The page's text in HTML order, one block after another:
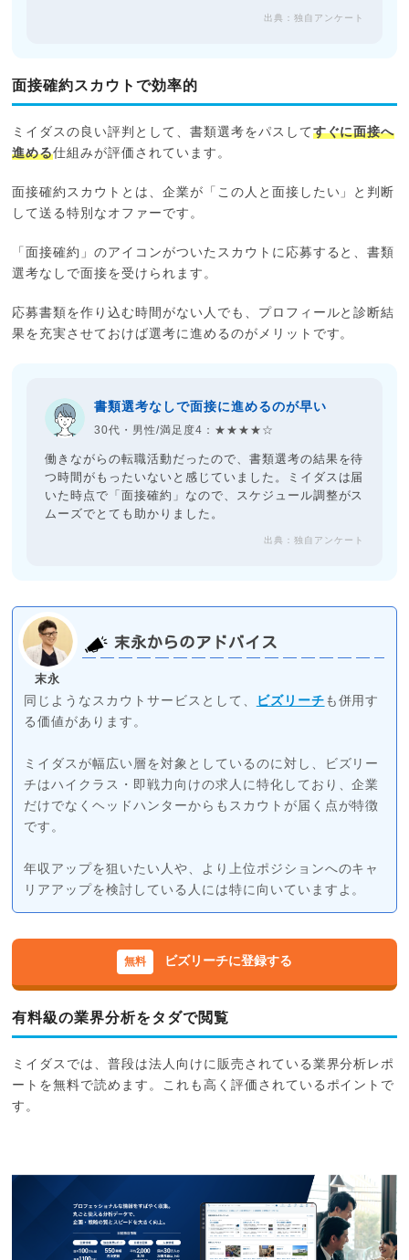
出典：独自アンケート
面接確約スカウトで効率的
ミイダスの良い評判として、書類選考をパスして すぐに面接へ
進める仕組みが評価されています。
面接確約スカウトとは、企業が「この人と面接したい」と判断
して送る特別なオファーです。
「面接確約」のアイコンがついたスカウトに応募すると、書類
選考なしで面接を受けられます。
応募書類を作り込む時間がない人でも、プロフィールと診断結
果を充実させておけば選考に進めるのがメリットです。
書類選考なしで面接に進めるのが早い
30代・男性/満足度4：★★★★☆
働きながらの転職活動だったので、書類選考の結果を待
つ時間がもったいないと感じていました。ミイダスは届
いた時点で「面接確約」なので、スケジュール調整がス
ムーズでとても助かりました。
出典：独自アンケート
末永
末永からのアドバイス
同じようなスカウトサービスとして、 ビズリーチ も併用す
る価値があります。
ミイダスが幅広い層を対象としているのに対し、ビズリー
チはハイクラス・即戦力向けの求人に特化しており、企業
だけでなくヘッドハンターからもスカウトが届く点が特徴
です。
年収アップを狙いたい人や、より上位ポジションへのキャ
リアアップを検討している人には特に向いていますよ。
ビズリーチに登録する
有料級の業界分析をタダで閲覧
ミイダスでは、普段は法人向けに販売されている業界分析レポ
ートを無料で読めます。これも高く評価されているポイントで
す。